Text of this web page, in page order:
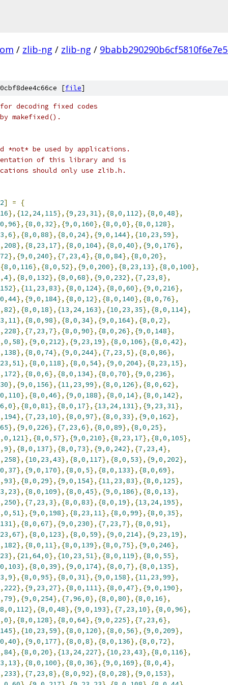
/ zlib-ng / zlib-ng /
[file]
decoding fixed codes
makefixed().
*not* be used by applications.
of this library and is
should only use zlib.h.
] =
{
16},{12, 24, 115},{9, 23, 31},{8,0, 112},{8,0,48},
0,96},{8,0, 32},{9,0, 160},{8,0,0},{8,0, 128},
,6},{8,0,88},{8,0, 24},{9,0, 144},{10, 23, 59},
, 208},{8, 23, 17},{8,0, 104},{8,0,40},{9,0, 176},
72},{9,0, 240},{7, 23,4},{8,0,84},{8,0, 20},
8,0, 116},{8,0, 52},{9,0, 200},{8, 23, 13},{8,0, 100},
,4},{8,0, 132},{8,0,68},{9,0, 232},{7, 23,8},
152},{11, 23,83},{8,0, 124},{8,0,60},{9,0, 216},
0,44},{9,0, 184},{8,0, 12},{8,0, 140},{8,0, 76},
,82},{8,0, 18},{13, 24, 163},{10, 23, 35},{8,0, 114},
, 11},{8,0,98},{8,0, 34},{9,0, 164},{8,0, 2},
, 228},{7, 23, 7},{8,0,90},{8,0, 26},{9,0, 148},
,0, 58},{9,0, 212},{9, 23, 19},{8,0, 106},{8,0,42},
, 138},{8,0, 74},{9,0, 244},{7, 23, 5},{8,0,86},
23, 51},{8,0, 118},{8,0, 54},{9,0, 204},{8, 23, 15},
, 172},{8,0,6},{8,0, 134},{8,0, 70},{9,0, 236},
30},{9,0, 156},{11, 23,99},{8,0, 126},{8,0,62},
0, 110},{8,0,46},{9,0, 188},{8,0, 14},{8,0, 142},
,0},{8,0,81},{8,0, 17},{13, 24, 131},{9, 23, 31},
, 194},{7, 23, 10},{8,0,97},{8,0, 33},{9,0, 162},
65},{9,0, 226},{7, 23,6},{8,0,89},{8,0, 25},
,0, 121},{8,0, 57},{9,0, 210},{8, 23, 17},{8,0, 105},
,9},{8,0, 137},{8,0, 73},{9,0, 242},{7, 23,4},
, 258},{10, 23,43},{8,0, 117},{8,0, 53},{9,0, 202},
0, 37},{9,0, 170},{8,0, 5},{8,0, 133},{8,0,69},
,93},{8,0, 29},{9,0, 154},{11, 23,83},{8,0, 125},
, 23},{8,0, 109},{8,0,45},{9,0, 186},{8,0, 13},
, 250},{7, 23, 3},{8,0,83},{8,0, 19},{13, 24, 195},
,0, 51},{9,0, 198},{8, 23, 11},{8,0,99},{8,0, 35},
131},{8,0,67},{9,0, 230},{7, 23, 7},{8,0,91},
23,67},{8,0, 123},{8,0, 59},{9,0, 214},{9, 23, 19},
, 182},{8,0, 11},{8,0, 139},{8,0, 75},{9,0, 246},
23},{21,64,0},{10, 23, 51},{8,0, 119},{8,0, 55},
0, 103},{8,0, 39},{9,0, 174},{8,0, 7},{8,0, 135},
,9},{8,0,95},{8,0, 31},{9,0, 158},{11, 23,99},
, 222},{9, 23, 27},{8,0, 111},{8,0,47},{9,0, 190},
, 79},{9,0, 254},{7,96,0},{8,0,80},{8,0, 16},
8,0, 112},{8,0,48},{9,0, 193},{7, 23, 10},{8,0,96},
,0},{8,0, 128},{8,0,64},{9,0, 225},{7, 23,6},
145},{10, 23, 59},{8,0, 120},{8,0, 56},{9,0, 209},
0,40},{9,0, 177},{8,0,8},{8,0, 136},{8,0, 72},
,84},{8,0, 20},{13, 24, 227},{10, 23,43},{8,0, 116},
, 13},{8,0, 100},{8,0, 36},{9,0, 169},{8,0,4},
, 233},{7, 23,8},{8,0,92},{8,0, 28},{9,0, 153},